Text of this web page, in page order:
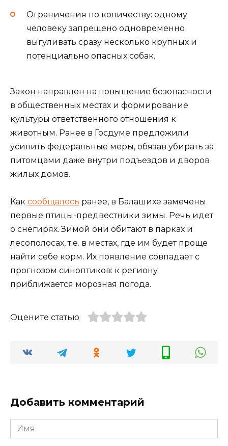
Ограничения по количеству: одному
человеку запрещено одновременно
выгуливать сразу несколько крупных и
потенциально опасных собак.
Закон направлен на повышение безопасности
в общественных местах и формирование
культуры ответственного отношения к
животным. Ранее в Госдуме предложили
усилить федеральные меры, обязав убирать за
питомцами даже внутри подъездов и дворов
жилых домов.
Как сообщалось ранее, в Балашихе замечены
первые птицы-предвестники зимы. Речь идет
о снегирях. Зимой они обитают в парках и
лесополосах, т.е. в местах, где им будет проще
найти себе корм. Их появление совпадает с
прогнозом синоптиков: к региону
приближается морозная погода.
Оцените статью
Добавить комментарий
Имя
*